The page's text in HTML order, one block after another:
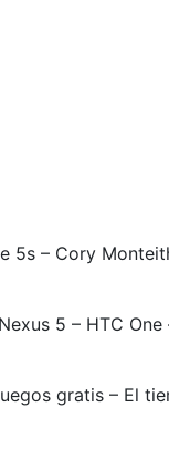
5s – Cory
5 – HTC One
gratis – El